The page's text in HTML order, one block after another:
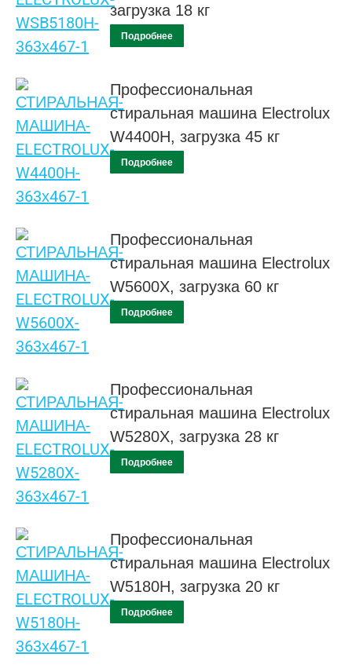
загрузка 18 кг
Подробнее
Профессиональная
стиральная машина Electrolux
W4400H, загрузка 45 кг
Подробнее
Профессиональная
стиральная машина Electrolux
W5600X, загрузка 60 кг
Подробнее
Профессиональная
стиральная машина Electrolux
W5280X, загрузка 28 кг
Подробнее
Профессиональная
стиральная машина Electrolux
W5180H, загрузка 20 кг
Подробнее